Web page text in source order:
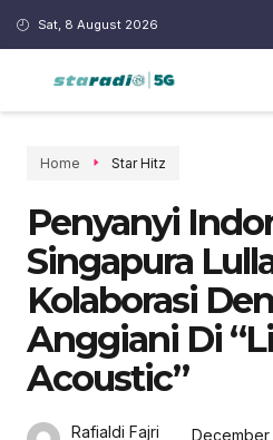
Sat, 8 August 2026
Home Star Hitz
Penyanyi
Singapura
Kolaborasi
Anggiani Di
Acoustic”
Rafialdi Fajri December